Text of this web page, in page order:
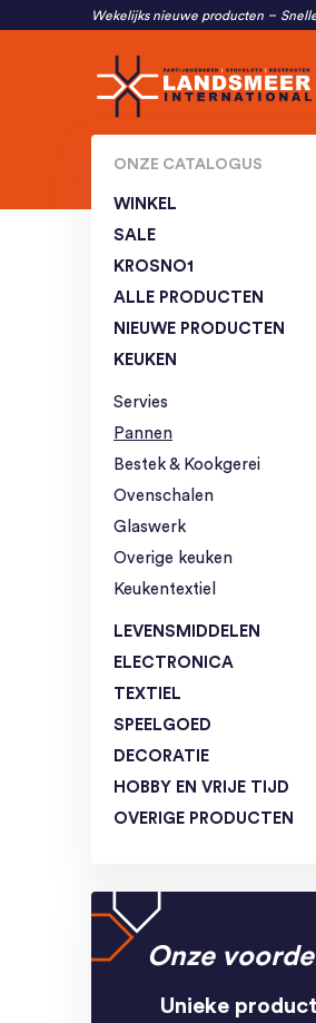
Wekelijks nieuwe producten
ONZE CATALOGUS
WINKEL
SALE
KROSNO1
ALLE PRODUCTEN
NIEUWE PRODUCTEN
KEUKEN
Servies
Pannen
Bestek & Kookgerei
Ovenschalen
Glaswerk
Overige keuken
Keukentextiel
LEVENSMIDDELEN
ELECTRONICA
TEXTIEL
SPEELGOED
DECORATIE
HOBBY EN VRIJE TIJD
OVERIGE PRODUCTEN
Onze
Unieke